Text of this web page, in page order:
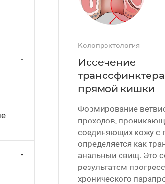
Колопроктология
Иссечение
прямой кишки
Формирование
проходов,
соединяющих кожу с
определяется как
анальный свищ. Это
результатом
хронического